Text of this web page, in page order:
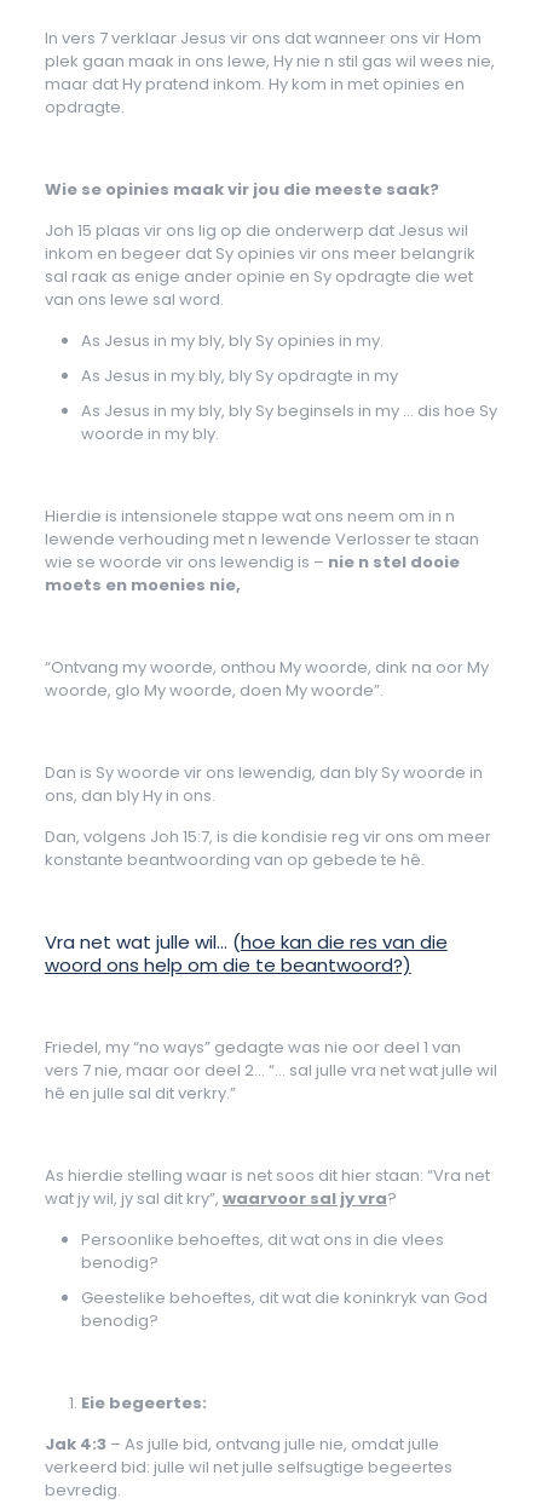
In vers 7 verklaar Jesus vir ons dat wanneer ons vir Hom
plek gaan maak in ons lewe, Hy nie n stil gas wil wees nie,
maar dat Hy pratend inkom. Hy kom in met opinies en
opdragte.
Wie se opinies maak vir jou die meeste saak?
Joh 15 plaas vir ons lig op die onderwerp dat Jesus wil
inkom en begeer dat Sy opinies vir ons meer belangrik
sal raak as enige ander opinie en Sy opdragte die wet
van ons lewe sal word.
As Jesus in my bly, bly Sy opinies in my.
As Jesus in my bly, bly Sy opdragte in my
As Jesus in my bly, bly Sy beginsels in my … dis hoe Sy
woorde in my bly.
Hierdie is intensionele stappe wat ons neem om in n
lewende verhouding met n lewende Verlosser te staan
wie se woorde vir ons lewendig is – nie n stel dooie
moets en moenies nie,
“Ontvang my woorde, onthou My woorde, dink na oor My
woorde, glo My woorde, doen My woorde”.
Dan is Sy woorde vir ons lewendig, dan bly Sy woorde in
ons, dan bly Hy in ons.
Dan, volgens Joh 15:7, is die kondisie reg vir ons om meer
konstante beantwoording van op gebede te hê.
Vra net wat julle wil… (hoe kan die res van die
woord ons help om die te beantwoord?)
Friedel, my “no ways” gedagte was nie oor deel 1 van
vers 7 nie, maar oor deel 2… “… sal julle vra net wat julle wil
hê en julle sal dit verkry.”
As hierdie stelling waar is net soos dit hier staan: “Vra net
wat jy wil, jy sal dit kry”, waarvoor sal jy vra?
Persoonlike behoeftes, dit wat ons in die vlees
benodig?
Geestelike behoeftes, dit wat die koninkryk van God
benodig?
Eie begeertes:
Jak 4:3– As julle bid, ontvang julle nie, omdat julle
verkeerd bid: julle wil net julle selfsugtige begeertes
bevredig.